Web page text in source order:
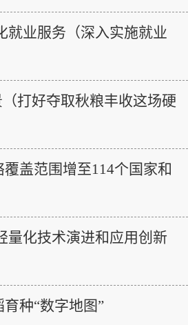
就业服务（深入实施就业
（打好夺取秋粮丰收这场硬
盖范围增至114个国家和
量化技术演进和应用创新
种“数字地图”